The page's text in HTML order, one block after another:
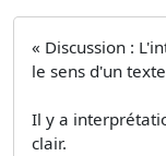
« Discussion :
le sens d'un
Il y a
clair.